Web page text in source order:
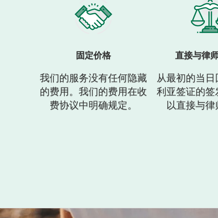
固定价格
我们的服务没有任何隐藏
的费用。我们的费用在收
费协议中明确规定。
直接与律
从最初的当
利亚签证的
以直接与